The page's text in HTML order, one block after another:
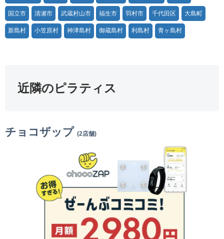
国立市 清瀬市 武蔵村山市 福生市 羽村市 千代田区 大島町
新島村 小笠原村 神津島村 御蔵島村 利島村 青ヶ島村
近隣のピラティス
チョコザップ (2店舗)